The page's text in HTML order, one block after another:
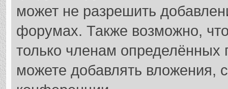
может не разрешить
форумах. Также возможно,
только членам определённых
можете добавлять вложения,